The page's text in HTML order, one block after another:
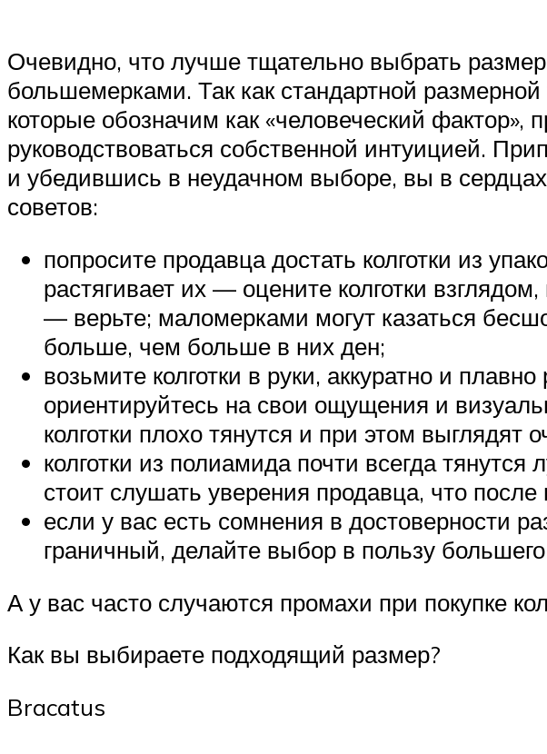
Очевидно, что лучше тщательно выбрать
большемерками. Так как стандартной
которые обозначим как «человеческий фактор»,
руководствоваться собственной интуицией.
и убедившись в неудачном выборе, вы в
советов:
попросите продавца достать колготки из
растягивает их — оцените колготки
— верьте; маломерками могут казаться
больше, чем больше в них ден;
возьмите колготки в руки, аккуратно и
ориентируйтесь на свои ощущения и
колготки плохо тянутся и при этом
колготки из полиамида почти всегда
стоит слушать уверения продавца, что после
если у вас есть сомнения в достоверности
граничный, делайте выбор в пользу
А у вас часто случаются промахи при покупке
Как вы выбираете подходящий размер?
Bracatus